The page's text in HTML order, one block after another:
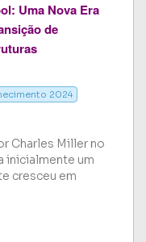
Uma Nova Era
de
2024
Charles Miller no
inicialmente um
cresceu em